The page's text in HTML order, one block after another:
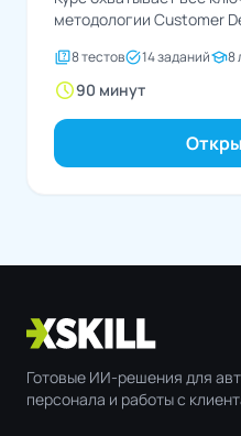
методологии Customer
техники для
quiz8 тестовtask_alt14 заданийschool8
schedule90 минут
Готовые ИИ-решения для
персонала и работы с